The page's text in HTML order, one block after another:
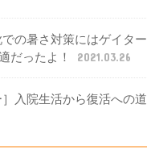
の暑さ対策にはゲイター
だったよ！
2021.03.26
］入院生活から復活への道